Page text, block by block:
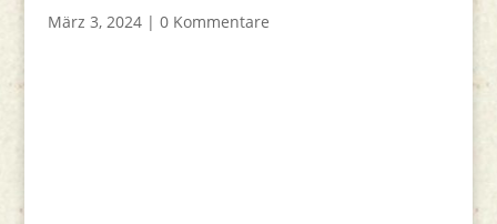
März 3, 2024| 0 Kommentare